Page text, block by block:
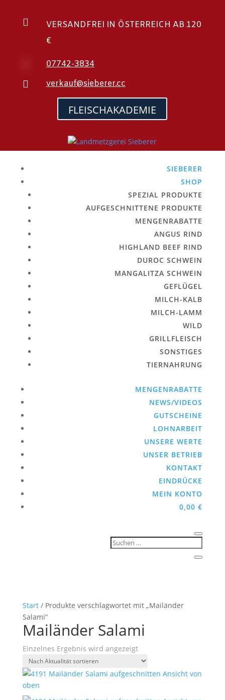

VERSANDFREI IN ÖSTERREICH AB 120
€
07742-3834
 verkauf@sieberer.cc
FLEISCHAKADEMIE
SIEBERER
SHOP
SPEZIAL PRODUKTE
AUFGESCHNITTENE PRODUKTE
MENGENRABATTE
ANGUS RIND
HIGHLAND BEEF RIND
DUROC SCHWEIN
MANGALITZA SCHWEIN
GEFLÜGEL
MILCH-KALB
MILCH-LAMM
WILD
GRILLFLEISCH
SONSTIGES
TIERNAHRUNG
MENGENRABATTE
NEWS/VIDEOS
GUTSCHEINE
LOHNARBEIT
UNSERE WERTE
UNSER BETRIEB
KONTAKT
EINDRÜCKE
MEIN KONTO
0,00€
Start/ Produkte verschlagwortet mit „Mailänder
Salami“
Mailänder Salami
Einzelnes Ergebnis wird angezeigt